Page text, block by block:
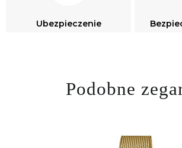
Ubezpieczenie
Podobne